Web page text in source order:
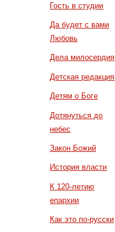
Гость в студии
Да будет с вами
Любовь
Дела милосердия
Детская редакция
Детям о Боге
Дотянуться до
небес
Закон Божий
История власти
К 120-летию
епархии
Как это по-русски